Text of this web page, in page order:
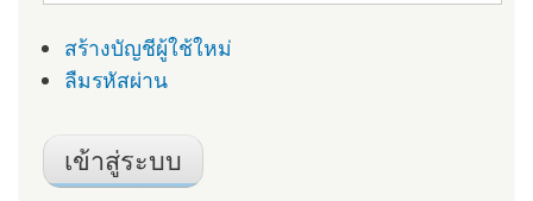
สร้างบัญชีผู้ใช้ใหม่
ลืมรหัสผ่าน